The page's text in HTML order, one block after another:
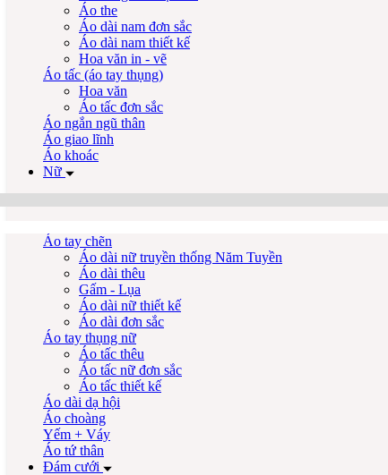
Áo the
Áo dài nam đơn sắc
Áo dài nam thiết kế
Hoa văn in - vẽ
Áo tấc (áo tay thụng)
Hoa văn
Áo tấc đơn sắc
Áo ngắn ngũ thân
Áo giao lĩnh
Áo khoác
Nữ
Áo tay chẽn
Áo dài nữ truyền thống Năm Tuyền
Áo dài thêu
Gấm - Lụa
Áo dài nữ thiết kế
Áo dài đơn sắc
Áo tay thụng nữ
Áo tấc thêu
Áo tấc nữ đơn sắc
Áo tấc thiết kế
Áo dài dạ hội
Áo choàng
Yếm + Váy
Áo tứ thân
Đám cưới